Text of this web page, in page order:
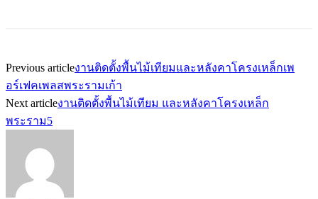
Previous articleงานติดตั้งพื้นไม้เทียมและหลังคาโครงเหล็กเพ
อร์เฟคเพลสพระรามเก้า
Next articleงานติดตั้งพื้นไม้เทียม และหลังคาโครงเหล็ก
พระราม5